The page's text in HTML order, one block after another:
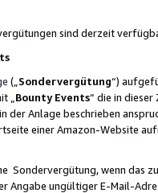
sind derzeit
(„ Sondervergütung“)
„ Bounty Events“ die in
der Anlage beschrieben
einer Amazon-Website
Sondervergütung, wenn das
Angabe ungültiger E-Mail-